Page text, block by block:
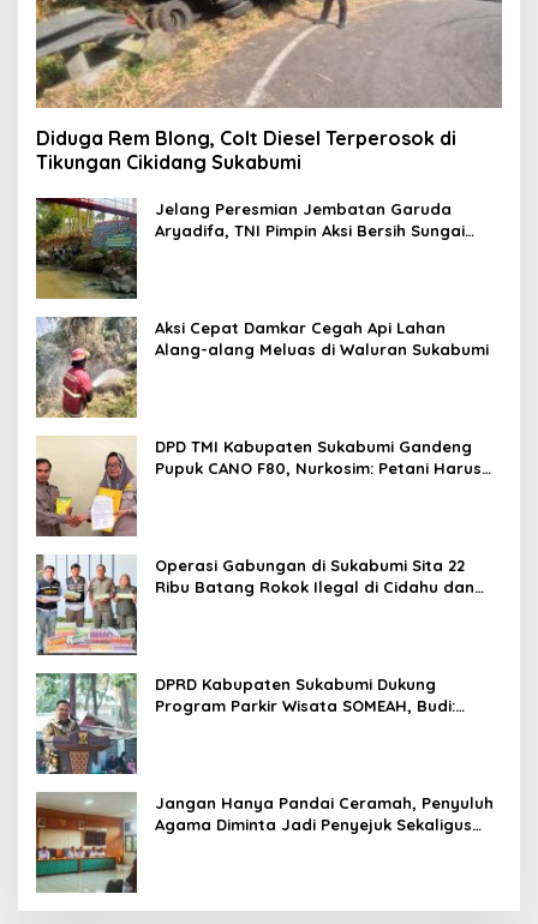
Diduga Rem Blong, Colt Diesel Terperosok di
Tikungan Cikidang Sukabumi
Jelang Peresmian Jembatan Garuda
Aryadifa, TNI Pimpin Aksi Bersih Sungai
Aksi Cepat Damkar Cegah Api Lahan
Alang-alang Meluas di Waluran Sukabumi
DPD TMI Kabupaten Sukabumi Gandeng
Pupuk CANO F80, Nurkosim: Petani Harus
Operasi Gabungan di Sukabumi Sita 22
Ribu Batang Rokok Ilegal di Cidahu dan
DPRD Kabupaten Sukabumi Dukung
Program Parkir Wisata SOMEAH, Budi:
Jangan Hanya Pandai Ceramah, Penyuluh
Agama Diminta Jadi Penyejuk Sekaligus